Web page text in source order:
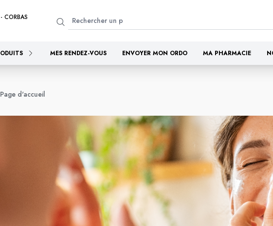
CORBAS
MES RENDEZ-VOUS ENVOYER MON ORDO MA PHARMACIE
Page d'accueil